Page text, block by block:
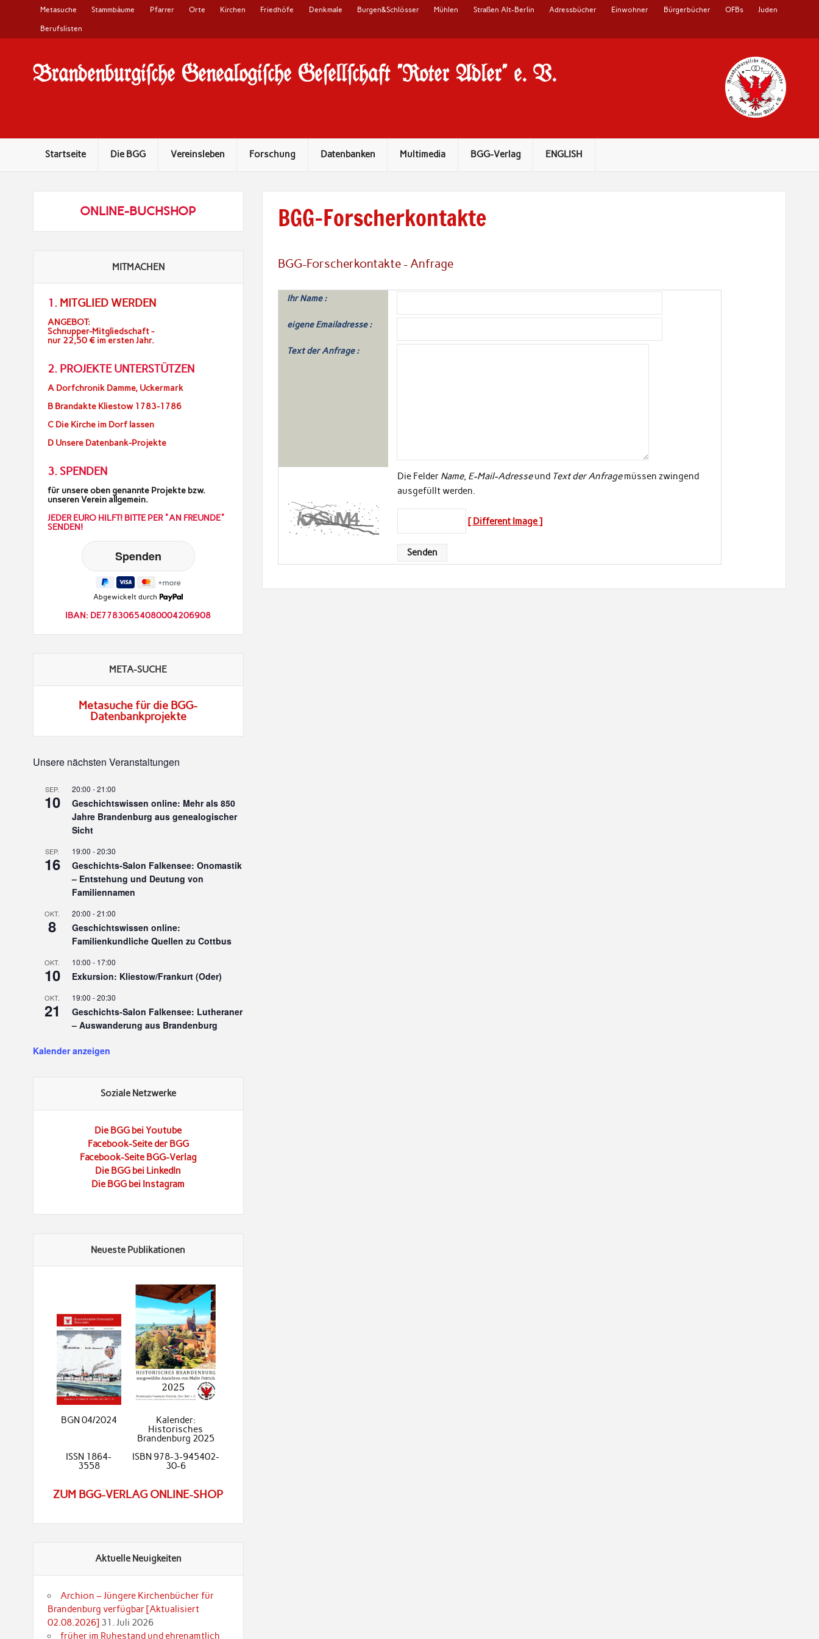
Metasuche Stammbäume Pfarrer Orte Kirchen Friedhöfe Denkmale Burgen&Schlösser Mühlen Straßen Alt-Berlin Adressbücher Einwohner Bürgerbücher OFBs Juden
Berufslisten
Brandenburgi#che Genealogi#che Ge#ell#chaft "Roter Adler" e. V.
Startseite Die BGG Vereinsleben Forschung Datenbanken Multimedia BGG-Verlag ENGLISH
BGG-Forscherkontakte
BGG-Forscherkontakte - Anfrage
Ihr Name :
eigene Emailadresse :
Text der Anfrage :
Die Felder Name, E-Mail-Adresseund Text der Anfragemüssen zwingend
ausgefüllt werden.
[ Different Image ]
ONLINE-BUCHSHOP
MITMACHEN
1. MITGLIED WERDEN
ANGEBOT:
Schnupper-Mitgliedschaft -
nur 22,50 € im ersten Jahr.
2. PROJEKTE UNTERSTÜTZEN
A Dorfchronik Damme, Uckermark
B Brandakte Kliestow 1783-1786
C Die Kirche im Dorf lassen
D Unsere Datenbank-Projekte
3. SPENDEN
für unsere oben genannte Projekte bzw.
unseren Verein allgemein.
JEDER EURO HILFT! BITTE PER "AN FREUNDE"
SENDEN!
Abgewickelt durch
IBAN: DE77830654080004206908
META-SUCHE
Metasuche für die BGG-
Datenbankprojekte
Unsere nächsten Veranstaltungen
SEP.
10
20:00 -21:00
Geschichtswissen online: Mehr als 850
Jahre Brandenburg aus genealogischer
Sicht
SEP.
16
19:00 -20:30
Geschichts-Salon Falkensee: Onomastik
– Entstehung und Deutung von
Familiennamen
OKT.
8
20:00 -21:00
Geschichtswissen online:
Familienkundliche Quellen zu Cottbus
OKT.
10
10:00 - 17:00
Exkursion: Kliestow/Frankurt (Oder)
OKT.
21
19:00 -20:30
Geschichts-Salon Falkensee: Lutheraner
– Auswanderung aus Brandenburg
Kalender anzeigen
Soziale Netzwerke
Die BGG bei Youtube
Facebook-Seite der BGG
Facebook-Seite BGG-Verlag
Die BGG bei LinkedIn
Die BGG bei Instagram
Neueste Publikationen
BGN 04/2024
Kalender:
Historisches
Brandenburg 2025
ISSN 1864-
3558
ISBN 978-3-945402-
30-6
ZUM BGG-VERLAG ONLINE-SHOP
Aktuelle Neuigkeiten
Archion – Jüngere Kirchenbücher für
Brandenburg verfügbar [Aktualisiert
02.08.2026] 31. Juli 2026
früher im Ruhestand und ehrenamtlich